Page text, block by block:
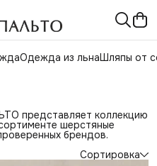
Одежда из льнаШляпы от
представляет коллекцию
шерстяные
брендов.
Сортировка